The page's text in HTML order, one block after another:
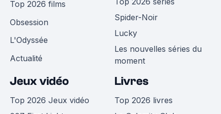
Top 2026 films
Obsession
L'Odyssée
Actualité
Spider-Noir
Lucky
Les nouvelles séries du
moment
Jeux vidéo
Top 2026 Jeux vidéo
Livres
Top 2026 livres